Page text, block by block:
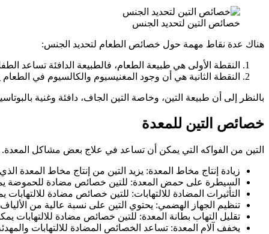
خصائص التين لتحديد الجنس
هناك عدة نقاط مهمة حول خصائص الطعام لتحديد الجنس:
النقطة الأولى هي طبيعة الطعام، فالطبيعة الدافئة تساعد
النقطة الثانية هي أن وجود المغنيسيوم والكالسيوم في
بالنظر إلى أن طبيعة التين، وخاصة التين الجاف، دافئة وغنية
خصائص التين للمعدة
التين من الفواكه التي يمكن أن تساعد في علاج بعض مشاكل
زيادة إنتاج مخاط المعدة: يزيد التين من إنتاج مخاط المعدة
السيطرة على حمض المعدة: للتين خصائص مضادة للحموضة
التأثيرات المضادة للالتهابات: للتين خصائص مضادة
تنظيم الجهاز الهضمي: يحتوي التين على نسبة عالية من
تقليل التهاب بطانة المعدة: للتين خصائص مضادة للالتهابات
يخفف آلام المعدة: تساعد الخصائص المضادة للالتهابات